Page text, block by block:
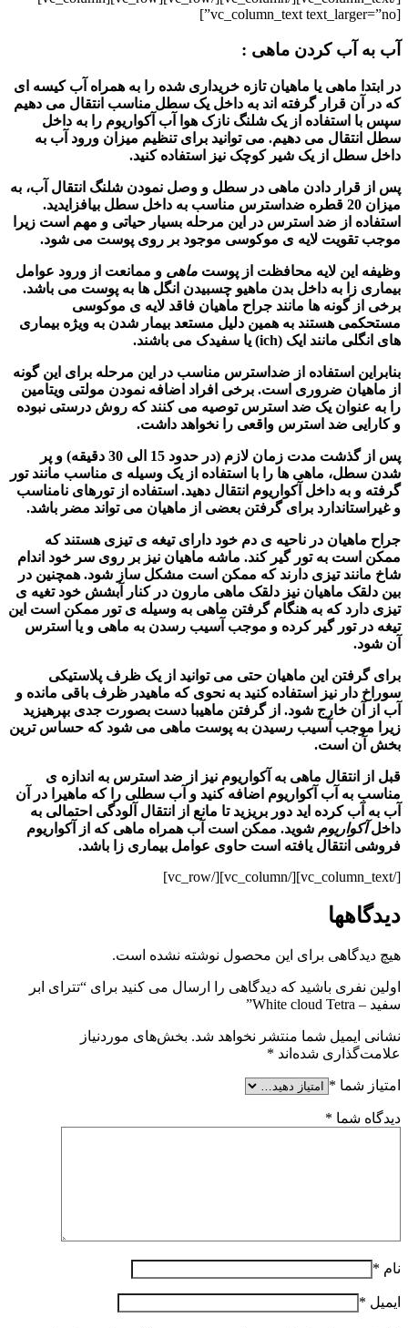
[vc_column_text text_larger=”no”]
آب به آب کردن ماهی :
در ابتدا ماهی یا ماهیان تازه خریداری شده را به همراه آب کیسه ای
که در آن قرار گرفته اند به داخل یک سطل مناسب انتقال می دهیم
سپس با استفاده از یک شلنگ نازک هوا آب آکواریوم را به داخل
سطل انتقال می دهیم. می توانید برای تنظیم میزان ورود آب به
داخل سطل از یک شیر کوچک نیز استفاده کنید.
پس از قرار دادن ماهی در سطل و وصل نمودن شلنگ انتقال آب، به
میزان 20 قطره ضداسترس مناسب به داخل سطل بیافزایدید.
استفاده از ضد استرس در این مرحله بسیار حیاتی و مهم است زیرا
موجب تقویت لایه ی موکوسی موجود بر روی پوست می شود.
وظیفه این لایه محافظت از پوست ماهی و ممانعت از ورود عوامل
بیماری زا به داخل بدن ماهیو چسبیدن انگل ها به پوست می باشد.
برخی از گونه ها مانند جراح ماهیان فاقد لایه ی موکوسی
مستحکمی هستند به همین دلیل مستعد بیمار شدن به ویژه بیماری
های انگلی مانند ایک (ich) یا سفیدک می باشند.
بنابراین استفاده از ضداسترس مناسب در این مرحله برای این گونه
از ماهیان ضروری است. برخی افراد اضافه نمودن مولتی ویتامین
را به عنوان یک ضد استرس توصیه می کنند که روش درستی نبوده
و کارایی ضد استرس واقعی را نخواهد داشت.
پس از گذشت مدت زمان لازم (در حدود 15 الی 30 دقیقه) و پر
شدن سطل، ماهی ها را با استفاده از یک وسیله ی مناسب مانند تور
گرفته و به داخل آکواریوم انتقال دهید. استفاده از تورهای نامناسب
و غیراستاندارد برای گرفتن بعضی از ماهیان می تواند مضر باشد.
جراح ماهیان در ناحیه ی دم خود دارای تیغه ی تیزی هستند که
ممکن است به تور گیر کند. ماشه ماهیان نیز بر روی سر خود اندام
شاخ مانند تیزی دارند که ممکن است مشکل ساز شود. همچنین در
بین دلقک ماهیان نیز دلقک ماهی مارون در کنار آبشش خود تغیه ی
تیزی دارد که به هنگام گرفتن ماهی به وسیله ی تور ممکن است این
تیغه در تور گیر کرده و موجب آسیب رسدن به ماهی و یا استرس
آن شود.
برای گرفتن این ماهیان حتی می توانید از یک ظرف پلاستیکی
سوراخ دار نیز استفاده کنید به نحوی که ماهیدر ظرف باقی مانده و
آب از آن خارج شود. از گرفتن ماهیبا دست بصورت جدی بپرهیزید
زیرا موجب آسیب رسیدن به پوست ماهی می شود که حساس ترین
بخش آن است.
قبل از انتقال ماهی به آکواریوم نیز از ضد استرس به اندازه ی
مناسب به آب آکواریوم اضافه کنید و آب سطلی را که ماهیرا در آن
آب به آب کرده اید دور بریزید تا مانع از انتقال آلودگی احتمالی به
داخلآکواریوم شوید. ممکن است آب همراه ماهی که از
آکواریوم
فروشی انتقال یافته است حاوی عوامل بیماری زا باشد.
[/vc_column_text][/vc_column][/vc_row]
دیدگاهها
هیچ دیدگاهی برای این محصول نوشته نشده است.
اولین نفری باشید که دیدگاهی را ارسال می کنید برای “تترای ابر
سفید – White cloud Tetra”
نشانی ایمیل شما منتشر نخواهد شد. بخش‌های موردنیاز
علامت‌گذاری شده‌اند *
امتیاز شما *
دیدگاه شما *
نام *
ایمیل *